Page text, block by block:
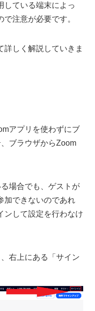
している端末によっ
注意が必要です。
詳しく解説していきま
アプリを使わずにブ
ブラウザからZoom
場合でも、ゲストが
加できないのであれ
ンして設定を行わなけ
右上にある「サイン